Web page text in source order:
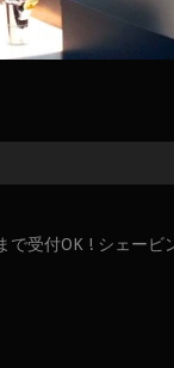
受付OK ! シェービ